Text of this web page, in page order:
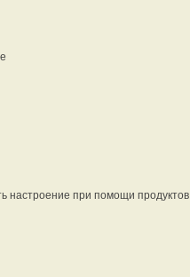
настроение при помощи продуктов